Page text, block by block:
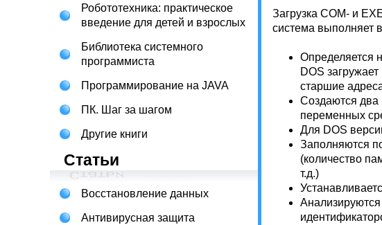
Робототехника: практическое
введение для детей и взрослых
Библиотека системного
программиста
Программирование на JAVA
ПК. Шаг за шагом
Другие книги
Статьи
Восстановление данных
Антивирусная защита
Загрузка COM- и
система выполняет
Определяется
DOS
старшие
Создаются два
переменных
Для DOS
Заполняются
(количество
т.д.)